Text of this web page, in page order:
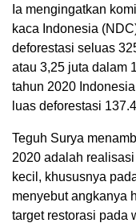
Ia mengingatkan
kaca Indonesia
deforestasi seluas
atau 3,25 juta dalam
tahun 2020
luas deforestasi
Teguh Surya
2020 adalah
kecil, khususnya
menyebut angkanya
target restorasi pada